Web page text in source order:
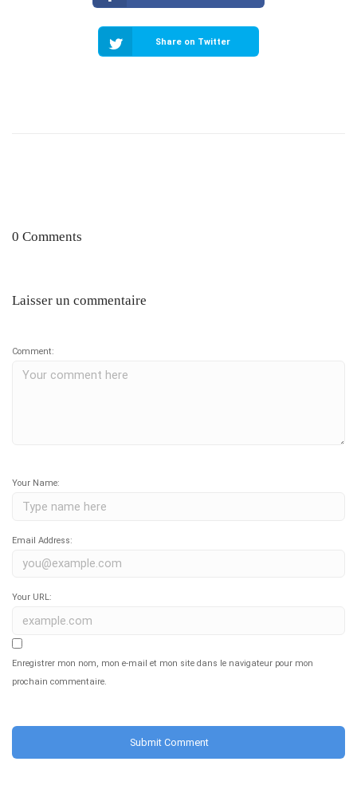
Share on Twitter
0 Comments
Laisser un commentaire
Comment:
Your Name:
Email Address:
Your URL:
Enregistrer mon nom, mon e-mail et mon site dans le navigateur pour mon
prochain commentaire.